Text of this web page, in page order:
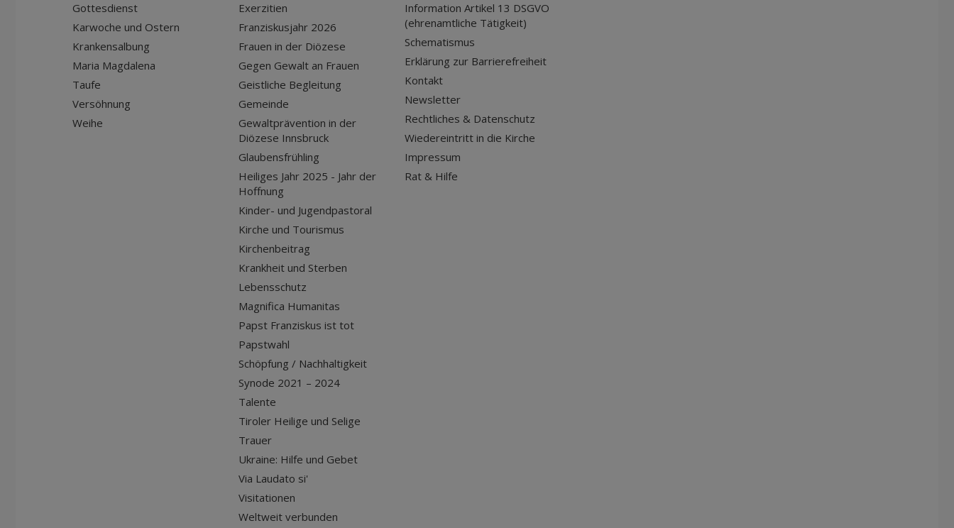
Gottesdienst
Karwoche und Ostern
Krankensalbung
Maria Magdalena
Taufe
Versöhnung
Weihe
Exerzitien
Franziskusjahr 2026
Frauen in der Diözese
Gegen Gewalt an Frauen
Geistliche Begleitung
Gemeinde
Gewaltprävention in der
Diözese Innsbruck
Glaubensfrühling
Heiliges Jahr 2025 - Jahr der
Hoffnung
Kinder- und Jugendpastoral
Kirche und Tourismus
Kirchenbeitrag
Krankheit und Sterben
Lebensschutz
Magnifica Humanitas
Papst Franziskus ist tot
Papstwahl
Schöpfung / Nachhaltigkeit
Synode 2021 – 2024
Talente
Tiroler Heilige und Selige
Trauer
Ukraine: Hilfe und Gebet
Via Laudato si'
Visitationen
Weltweit verbunden
Information Artikel 13 DSGVO
(ehrenamtliche Tätigkeit)
Schematismus
Erklärung zur Barrierefreiheit
Kontakt
Newsletter
Rechtliches & Datenschutz
Wiedereintritt in die Kirche
Impressum
Rat & Hilfe